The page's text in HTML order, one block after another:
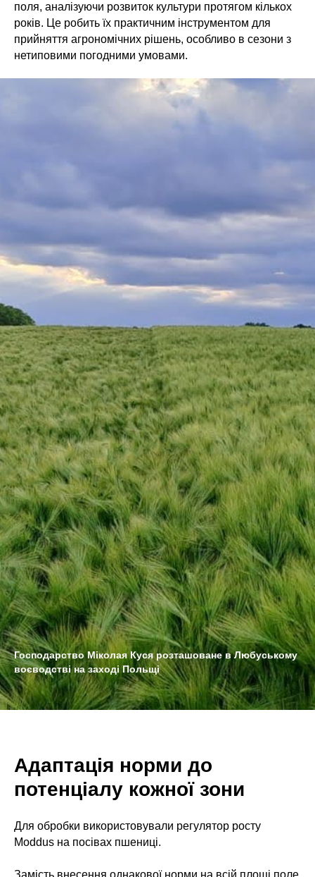
поля, аналізуючи розвиток культури протягом кількох
років. Це робить їх практичним інструментом для
прийняття агрономічних рішень, особливо в сезони з
нетиповими погодними умовами.
Господарство Міколая Куся розташоване в Любуському
воєводстві на заході Польщі
Адаптація норми до
потенціалу кожної зони
Для обробки використовували регулятор росту
Moddus на посівах пшениці.
Замість внесення однакової норми на всій площі поле